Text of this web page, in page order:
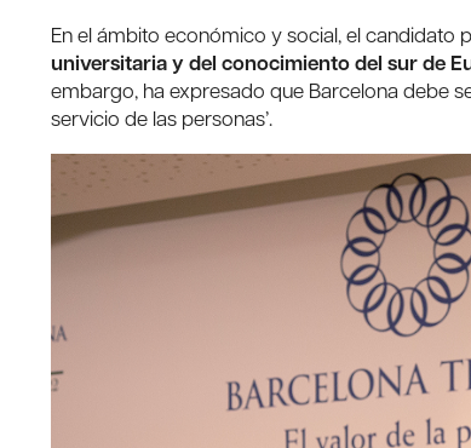
En el ámbito económico y social, el candidato
universitaria y del conocimiento del sur de
embargo, ha expresado que Barcelona debe
servicio de las personas’.